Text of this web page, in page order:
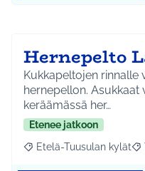
Hernepelto
Kukkapeltojen rinnalle
hernepellon.
keräämässä her…
Etenee jatkoon
Rajaa tulokset aihepiirin
Etelä-Tuusulan kylät